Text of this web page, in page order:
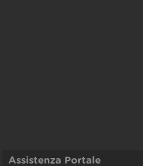
Assistenza Portale